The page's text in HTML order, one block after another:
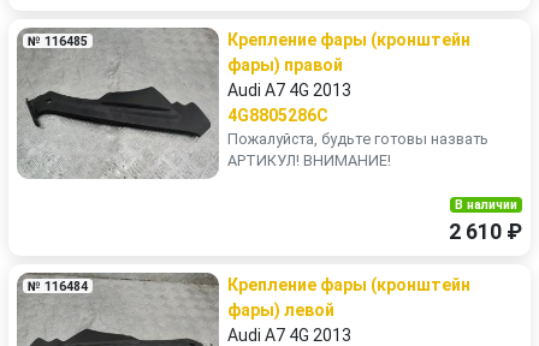
№ 116485
Крепление фары (кронштейн
фары) правой
Audi A7 4G 2013
4G8805286C
Пожалуйста, будьте готовы назвать
АРТИКУЛ! ВНИМАНИЕ!
В наличии
2 610 ₽
№ 116484
Крепление фары (кронштейн
фары) левой
Audi A7 4G 2013